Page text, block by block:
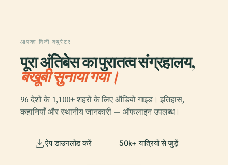
आपका निजी क्यूरेटर
पूरा अंतिबेस का पुरातत्व संग्रहालय,
बखूबी सुनाया गया।
96 देशों के 1,100+ शहरों के लिए ऑडियो गाइड। इतिहास,
कहानियाँ और स्थानीय जानकारी — ऑफलाइन उपलब्ध।
ऐप डाउनलोड करें 50k+ यात्रियों से जुड़ें